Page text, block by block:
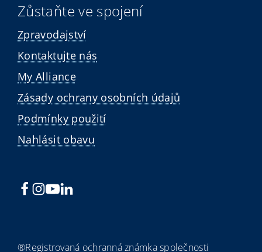
Zůstaňte ve spojení
Zpravodajství
Kontaktujte nás
My Alliance
Zásady ochrany osobních údajů
Podmínky použití
Nahlásit obavu
®Registrovaná ochranná známka společnosti